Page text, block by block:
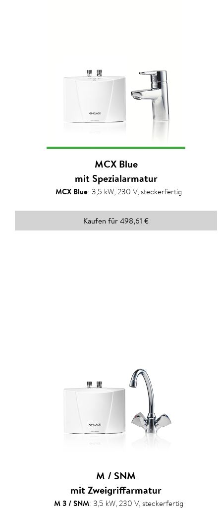
MCX Blue
mit Spezialarmatur
MCX Blue: 3,5 kW, 230 V, steckerfertig
Kaufen für 498,61 €
M / SNM
mit Zweigriffarmatur
M 3 / SNM: 3,5 kW, 230 V, steckerfertig